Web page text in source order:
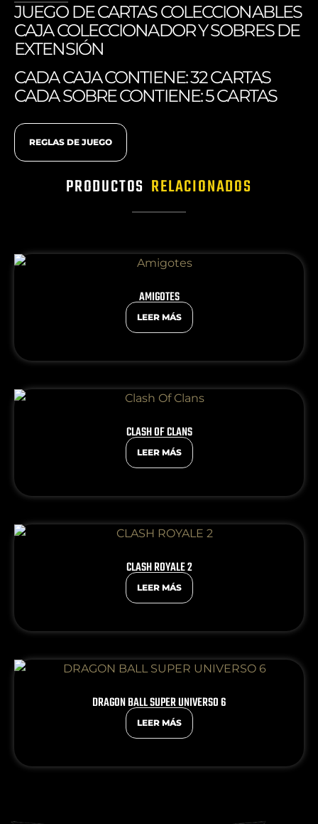
JUEGO DE CARTAS COLECCIONABLES
CAJA COLECCIONADOR Y SOBRES DE
EXTENSIÓN
CADA CAJA CONTIENE: 32 CARTAS
CADA SOBRE CONTIENE: 5 CARTAS
REGLAS DE JUEGO
PRODUCTOS RELACIONADOS
AMIGOTES
LEER MÁS
CLASH OF CLANS
LEER MÁS
CLASH ROYALE 2
LEER MÁS
DRAGON BALL SUPER UNIVERSO 6
LEER MÁS